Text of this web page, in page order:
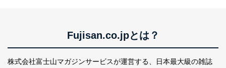
Fujisan.co.jpとは？
株式会社富士山マガジンサービスが運営する、
日本最大級の雑誌